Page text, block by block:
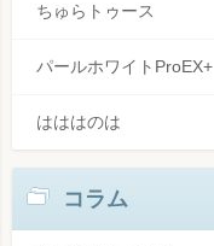
ちゅらトゥース
パールホワイトProEX+
はははのは
コラム